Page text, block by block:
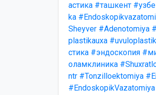
астика #ташкент
ka
Sheyver #Adenotomiya
plastikauxa
стика #эндоскопия
оламклиника
ntr #Tonzilloektomiya
#EndoskopikVazatomiya